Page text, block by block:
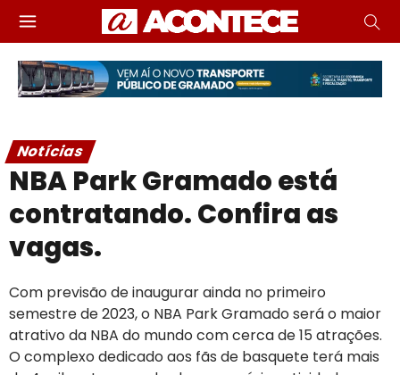
Notícias
NBA Park Gramado está
contratando. Confira as
vagas.
Com previsão de inaugurar ainda no primeiro
semestre de 2023, o NBA Park Gramado será o maior
atrativo da NBA do mundo com cerca de 15 atrações.
O complexo dedicado aos fãs de basquete terá mais